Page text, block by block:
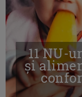
11 NU-
și